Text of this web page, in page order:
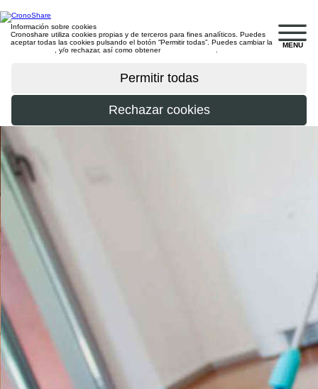
MENU
Información sobre cookies
Cronoshare utiliza cookies propias y de terceros para fines analíticos. Puedes
aceptar todas las cookies pulsando el botón “Permitir todas”. Puedes cambiar la
, y/o rechazar, así como obtener